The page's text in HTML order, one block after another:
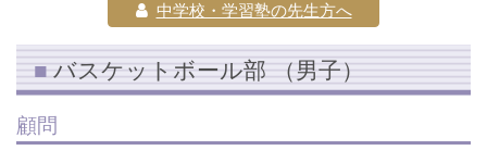
中学校・学習塾の先生方へ
バスケットボール部 （男子）
顧問